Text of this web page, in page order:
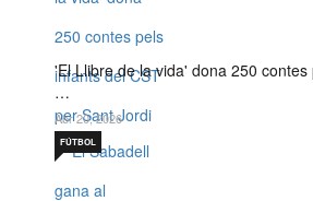
'El Llibre de la vida' dona 250
…
Abr 20, 2026
FÚTBOL